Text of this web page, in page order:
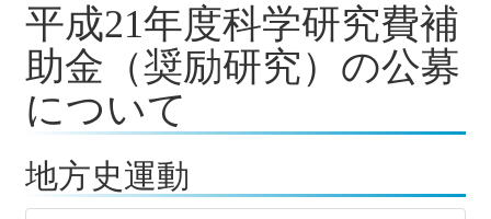
平成21年度科学研究費補
助金（奨励研究）の公募
について
地方史運動